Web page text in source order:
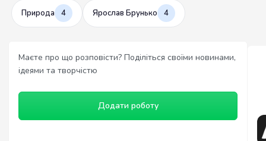
Природа 4 Ярослав Брунько 4
Маєте про що розповісти? Поділіться своїми новинами,
ідеями та творчістю
Додати роботу